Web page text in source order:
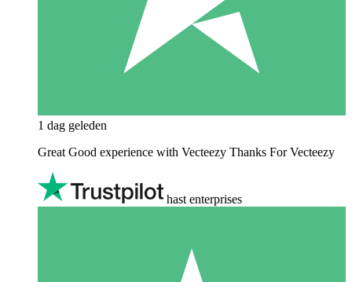
1 dag geleden
Great Good experience with Vecteezy Thanks For Vecteezy
hast enterprises